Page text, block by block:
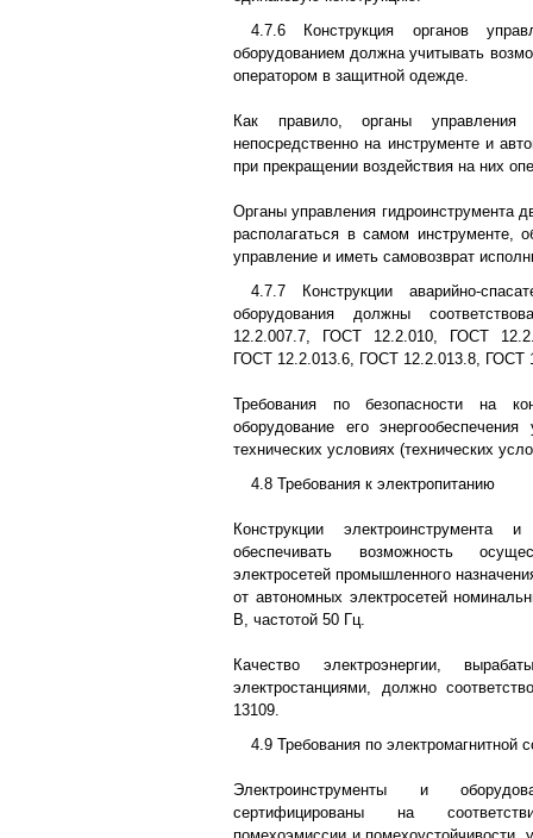
4.7.6 Конструкция органов
оборудованием должна учитывать
оператором в защитной одежде.
Как правило, органы управления
непосредственно на инструменте и
при прекращении воздействия на них
Органы управления гидроинструмента
располагаться в самом инструменте,
управление и иметь самовозврат
4.7.7 Конструкции аварийно-
оборудования должны
12.2.007.7, ГОСТ 12.2.010, ГОСТ
ГОСТ 12.2.013.6, ГОСТ 12.2.013.8, ГОСТ
Требования по безопасности на
оборудование его
технических условиях (технических
4.8 Требования к электропитанию
Конструкции электроинструмента
обеспечивать возможность
электросетей промышленного
от автономных электросетей
В, частотой 50 Гц.
Качество электроэнергии,
электростанциями, должно
13109.
4.9 Требования по электромагнитной
Электроинструменты и
сертифицированы на